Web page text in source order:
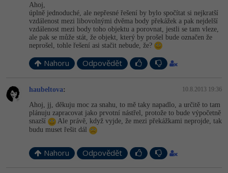
SEO specialista
Pro děti
Více
Fórum
Kurzy e-commerce
Testování softwaru
Datová analýza
Digitální gramotnost
Kurzy designu
-80%
Photoshop -80%
Ahoj,
úplně jednoduché, ale nepřesné řešení by bylo spočítat si nejkratší
vzdálenost mezi libovolnými dvěma body překážek a pak nejdelší
vzdálenost mezi body toho objektu a porovnat, jestli se tam vleze,
ale pak se může stát, že objekt, který by prošel bude označen že
neprošel, tohle řešení asi stačit nebude, že?
Nahoru Odpovědět
haubeltova: 10.8.2013 19:36
Ahoj, jj, děkuju moc za snahu, to mě taky napadlo, a určitě to tam
plánuju zapracovat jako prvotní nástřel, protože to bude výpočetně
snazší
Ale právě, když vyjde, že mezi překážkami neprojde, tak
budu muset řešit dál
Nahoru Odpovědět